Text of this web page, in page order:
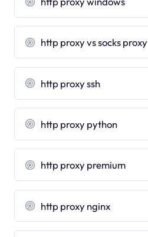
http proxy vs socks proxy
http proxy ssh
http proxy python
http proxy premium
http proxy nginx